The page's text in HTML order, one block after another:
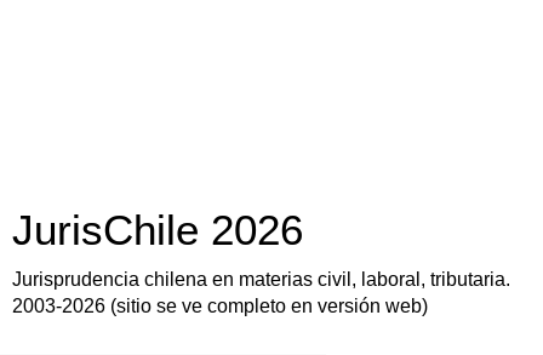
JurisChile 2026
Jurisprudencia chilena en materias civil, laboral, tributaria.
2003-2026 (sitio se ve completo en versión web)